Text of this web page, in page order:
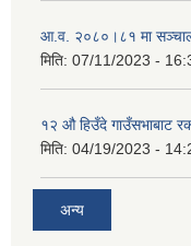
आ.व. २०८०।८१ मा
मिति: 07/11/2023 -
१२ औ हिउँदे गाउँसभाबाट
मिति: 04/19/2023 -
अन्य